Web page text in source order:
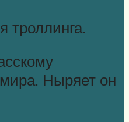
троллинга.
Ныряет он